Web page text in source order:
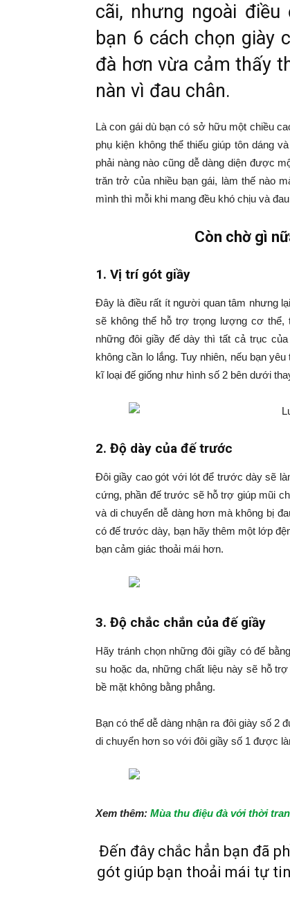
cãi, nhưng ngoài
bạn 6 cách chọn giày
đà hơn vừa cảm thấy
nàn vì đau chân.
Là con gái dù bạn có sở hữu một chiều
phụ kiện không thể thiếu giúp tôn dáng
phải nàng nào cũng dễ dàng diện được
trăn trở của nhiều bạn gái, làm thế nào
mình thì mỗi khi mang đều khó chịu và
Còn chờ gì
1. Vị trí gót giầy
Đây là điều rất ít người quan tâm nhưng
sẽ không thể hỗ trợ trọng lượng cơ
những đôi giầy đế dày thì tất cả trục
không cần lo lắng. Tuy nhiên, nếu bạn
kĩ loại đế giống như hình số 2 bên dưới
2. Độ dày của đế trước
Đôi giầy cao gót với lót để trước dày sẽ
cứng, phần đế trước sẽ hỗ trợ giúp mũi
và di chuyển dễ dàng hơn mà không bị
có đế trước dày, bạn hãy thêm một lớp
bạn cảm giác thoải mái hơn.
3. Độ chắc chắn của đế giầy
Hãy tránh chọn những đôi giầy có đế
su hoặc da, những chất liệu này sẽ hỗ
bề mặt không bằng phẳng.
Bạn có thể dễ dàng nhận ra đôi giày số 2
di chuyển hơn so với đôi giầy số 1 được
Xem thêm: Mùa thu điệu đà với thời
Đến đây chắc hẳn bạn đã
gót giúp bạn thoải mái tự